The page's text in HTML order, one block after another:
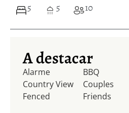
5
5 10
A destacar
Alarme BBQ
Country View
Couples
Fenced
Friends